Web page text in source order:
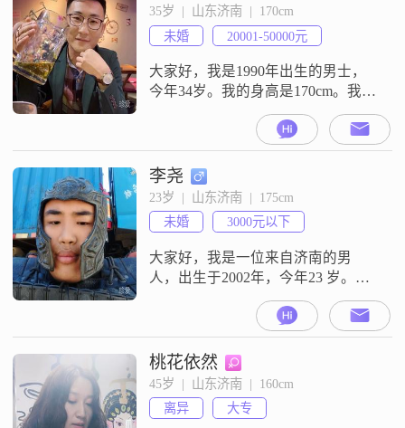
35岁  |  山东济南  |  170cm
未婚
20001-50000元
大家好，我是1990年出生的男士，
今年34岁。我的身高是170cm。我的
学历是大学本科。我现在的工作地
在济南，月收入在20001元到50000
元之间。关于我的性格，我是一个
幽默风趣的人，平时也比较外向健
谈。在与人相处的时候，我是一个
随和易相处的人。我对生活的态度
是活在当下。我来到这里是为了寻
找一段合适的缘分。我希望通过
李尧
23岁  |  山东济南  |  175cm
未婚
3000元以下
大家好，我是一位来自济南的男
人，出生于2002年，今年23 岁。我
身高178，身材适中。我性格憨厚老
实本分，喜欢吃东西。我希望能在
这里找到一个善良、真诚的女生，
一起共度人生的风风雨雨，只希望
女生只喜欢罐头猪lulu玩偶。
桃花依然
45岁  |  山东济南  |  160cm
离异
大专